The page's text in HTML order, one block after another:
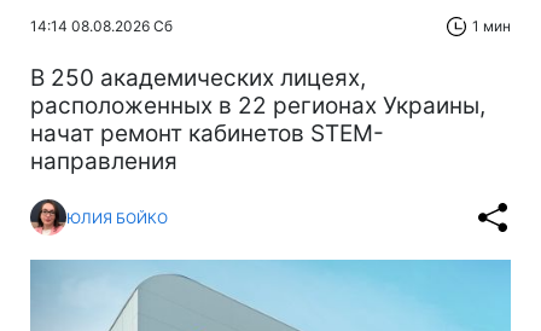
14:14 08.08.2026 Сб 1 мин
В 250 академических лицеях,
расположенных в 22 регионах Украины,
начат ремонт кабинетов STEM-
направления
ЮЛИЯ БОЙКО